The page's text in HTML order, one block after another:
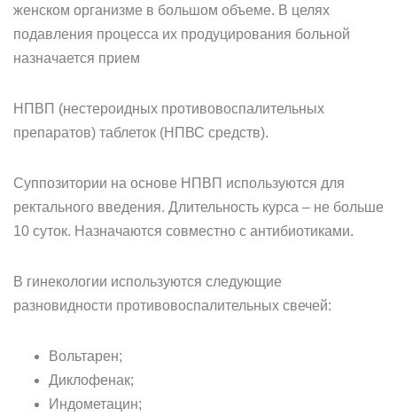
женском организме в большом объеме. В целях
подавления процесса их продуцирования больной
назначается прием
НПВП (нестероидных противовоспалительных
препаратов) таблеток (НПВС средств).
Суппозитории на основе НПВП используются для
ректального введения. Длительность курса – не больше
10 суток. Назначаются совместно с антибиотиками.
В гинекологии используются следующие
разновидности противовоспалительных свечей:
Вольтарен;
Диклофенак;
Индометацин;